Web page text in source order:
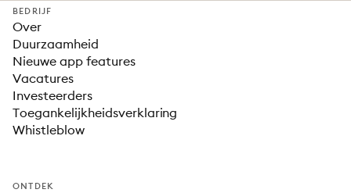
BEDRIJF
Over
Duurzaamheid
Nieuwe app features
Vacatures
Investeerders
Toegankelijkheidsverklaring
Whistleblow
ONTDEK